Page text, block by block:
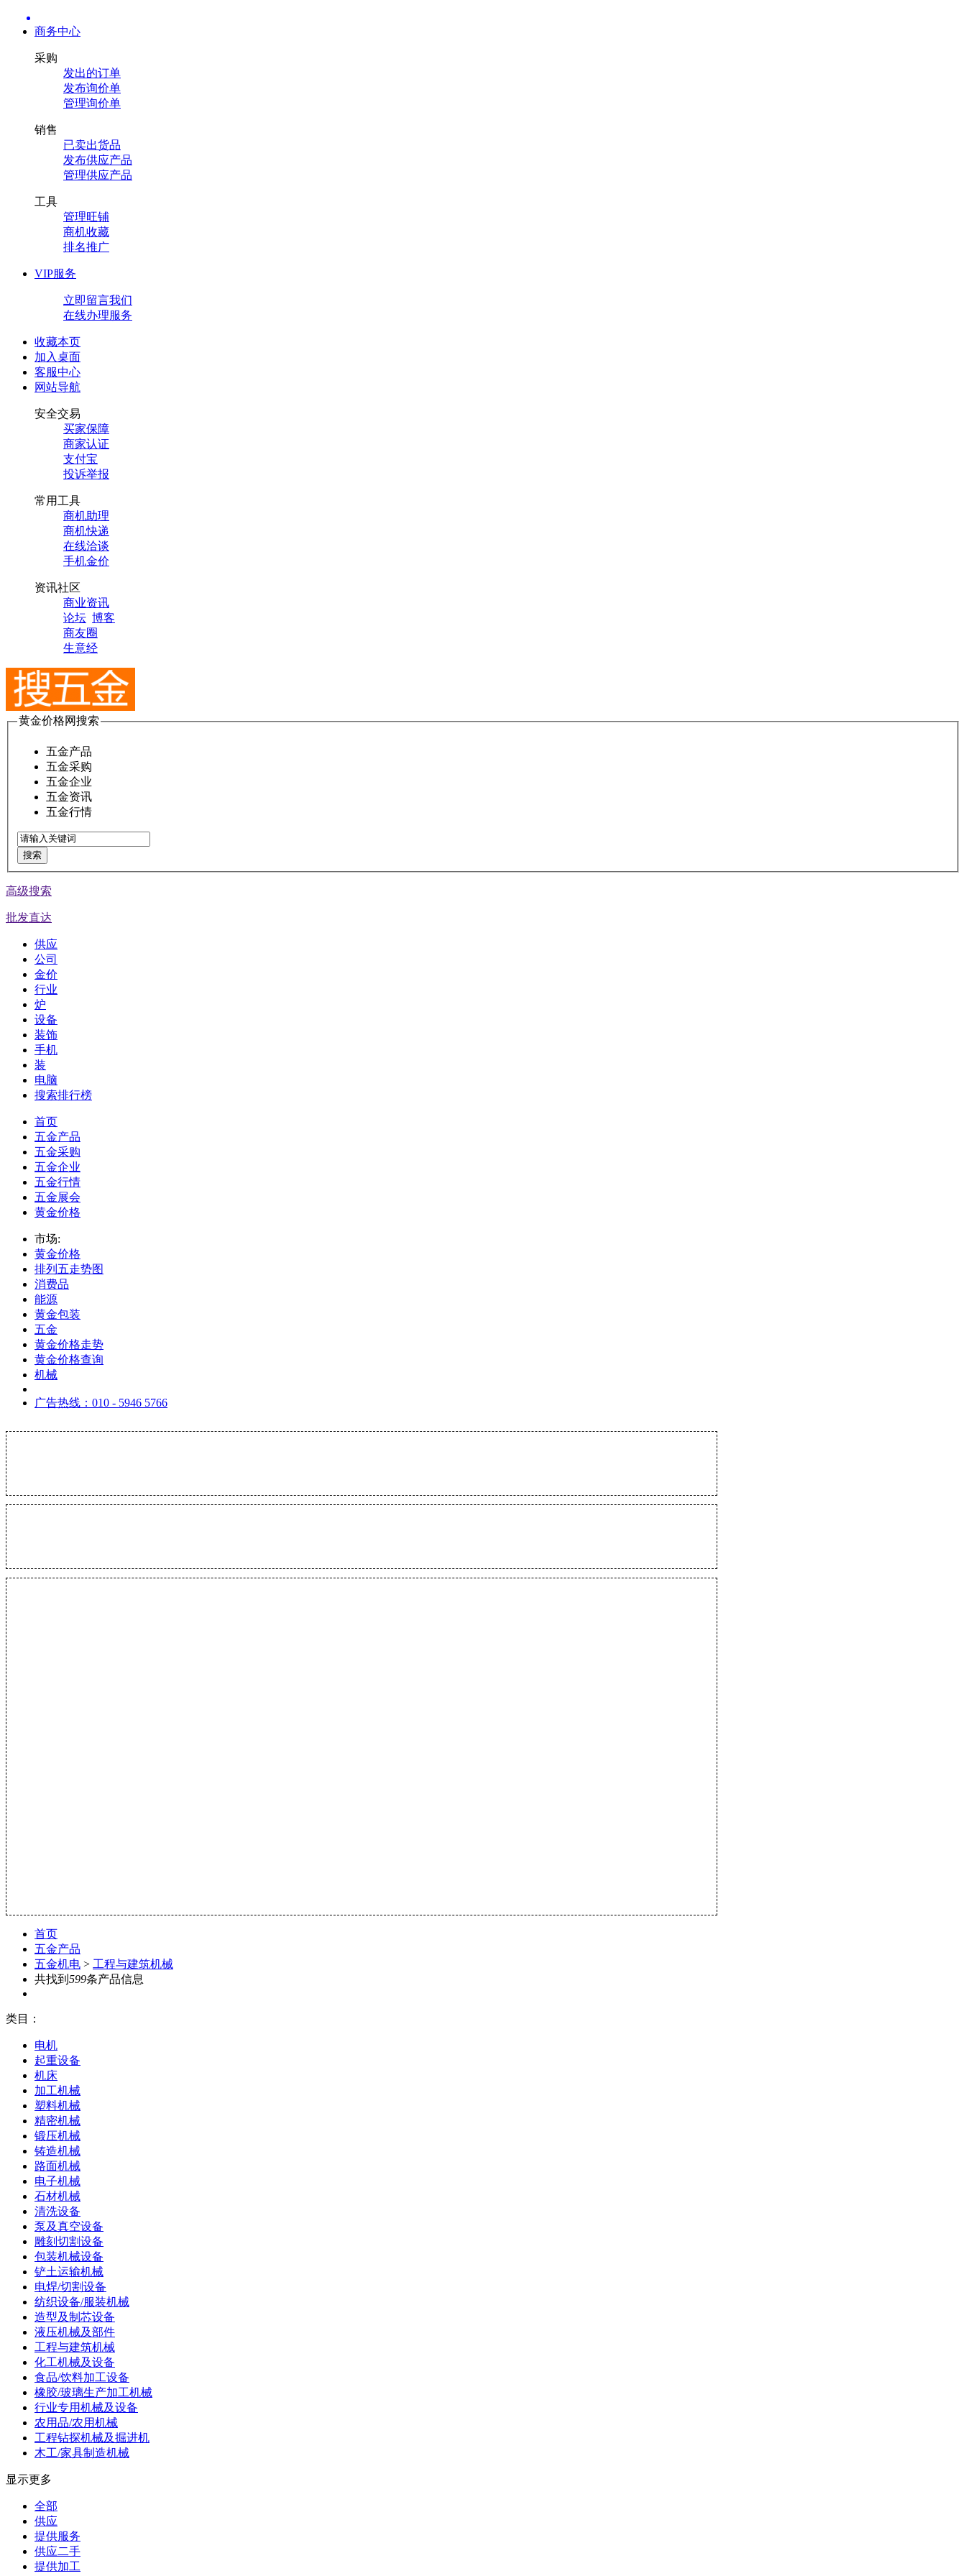
商务中心
采购
发出的订单
发布询价单
管理询价单
销售
已卖出货品
发布供应产品
管理供应产品
工具
管理旺铺
商机收藏
排名推广
VIP服务
立即留言我们
在线办理服务
收藏本页
加入桌面
客服中心
网站导航
安全交易
买家保障
商家认证
支付宝
投诉举报
常用工具
商机助理
商机快递
在线洽谈
手机金价
资讯社区
商业资讯
论坛 博客
商友圈
生意经
黄金价格网搜索
五金产品
五金采购
五金企业
五金资讯
五金行情
搜索
高级搜索
批发直达
供应
公司
金价
行业
炉
设备
装饰
手机
装
电脑
搜索排行榜
首页
五金产品
五金采购
五金企业
五金行情
五金展会
黄金价格
市场:
黄金价格
排列五走势图
消费品
能源
黄金包装
五金
黄金价格走势
黄金价格查询
机械
广告热线：010 - 5946 5766
首页
五金产品
五金机电 > 工程与建筑机械
共找到 599条产品信息
类目：
电机
起重设备
机床
加工机械
塑料机械
精密机械
锻压机械
铸造机械
路面机械
电子机械
石材机械
清洗设备
泵及真空设备
雕刻切割设备
包装机械设备
铲土运输机械
电焊/切割设备
纺织设备/服装机械
造型及制芯设备
液压机械及部件
工程与建筑机械
化工机械及设备
食品/饮料加工设备
橡胶/玻璃生产加工机械
行业专用机械及设备
农用品/农用机械
工程钻探机械及掘进机
木工/家具制造机械
显示更多
全部
供应
提供服务
供应二手
提供加工